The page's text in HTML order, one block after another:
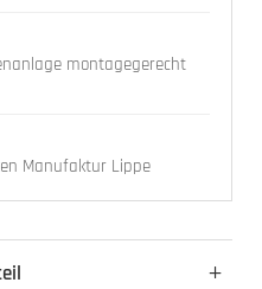
montagegerecht
Manufaktur Lippe